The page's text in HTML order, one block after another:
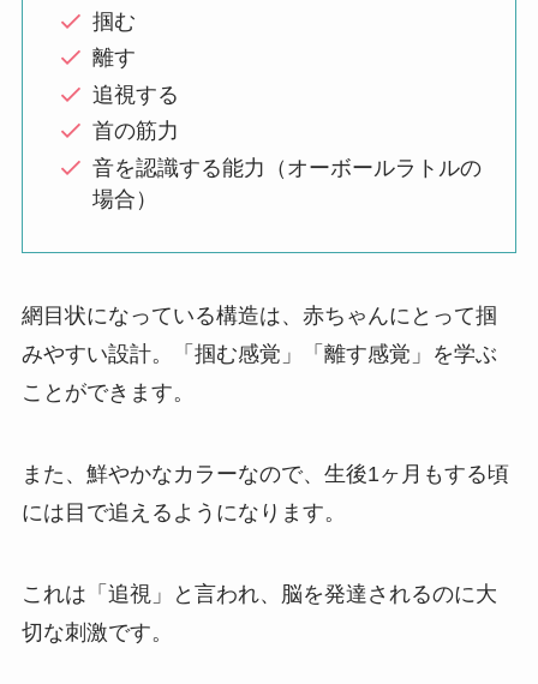
掴む
離す
追視する
首の筋力
音を認識する能力（オーボールラトルの
場合）
網目状になっている構造は、赤ちゃんにとって掴
みやすい設計。「掴む感覚」「離す感覚」を学ぶ
ことができます。
また、鮮やかなカラーなので、生後1ヶ月もする頃
には目で追えるようになります。
これは「追視」と言われ、脳を発達されるのに大
切な刺激です。